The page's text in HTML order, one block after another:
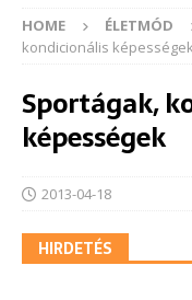
HOME ÉLETMÓD
kondicionális képességek
Sportágak,
képességek
2013-04-18
HIRDETÉS